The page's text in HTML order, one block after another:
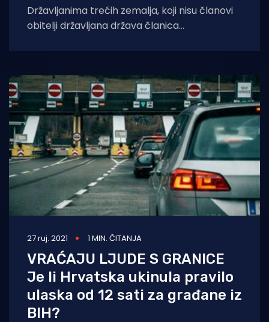
Državljanima trećih zemalja, koji nisu članovi
obitelji državljana država članica
schengenskom prostoru, niti su osobe
27 ruj. 2021 1 MIN. ČITANJA
VRAĆAJU LJUDE S GRANICE
Je li Hrvatska ukinula pravilo
ulaska od 12 sati za građane iz
BIH?